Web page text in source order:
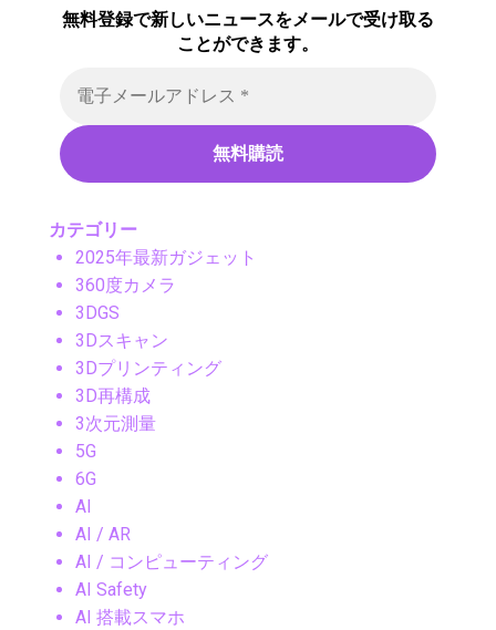
無料登録で新しいニュースをメールで受け取る
ことができます。
カテゴリー
2025年最新ガジェット
360度カメラ
3DGS
3Dスキャン
3Dプリンティング
3D再構成
3次元測量
5G
6G
AI
AI / AR
AI / コンピューティング
AI Safety
AI 搭載スマホ